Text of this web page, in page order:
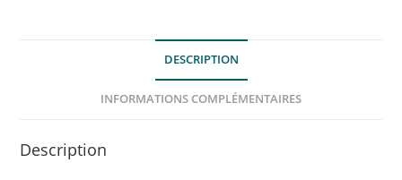
DESCRIPTION
INFORMATIONS COMPLÉMENTAIRES
Description